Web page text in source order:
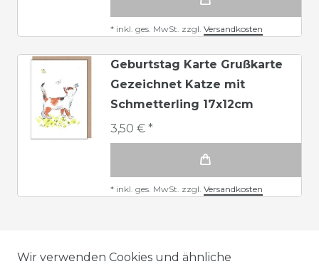
* inkl. ges. MwSt. zzgl. Versandkosten
Geburtstag Karte Grußkarte
Gezeichnet Katze mit
Schmetterling 17x12cm
3,50 € *
* inkl. ges. MwSt. zzgl. Versandkosten
AGB
Wir verwenden Cookies und ähnliche